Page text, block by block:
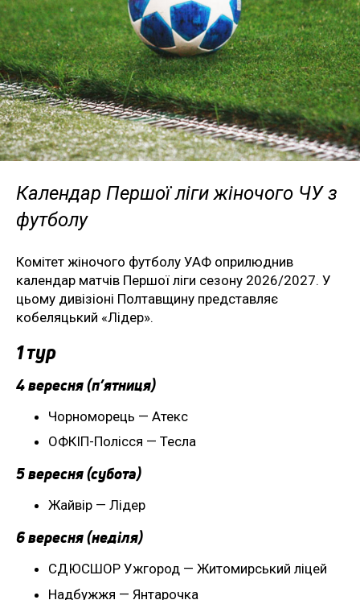
Календар Першої ліги жіночого ЧУ з
футболу
Комітет жіночого футболу УАФ оприлюднив
календар матчів Першої ліги сезону 2026/2027. У
цьому дивізіоні Полтавщину представляє
кобеляцький «Лідер».
1 тур
4 вересня (п’ятниця)
Чорноморець — Атекс
ОФКІП-Полісся — Тесла
5 вересня (субота)
Жайвір — Лідер
6 вересня (неділя)
СДЮСШОР Ужгород — Житомирський ліцей
Надбужжя — Янтарочка